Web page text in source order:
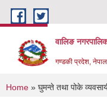
Skip to main content
वालिङ
गण्डकी प्रदेश, नेपाल
You are
Home » घुमन्ते तथा पोके